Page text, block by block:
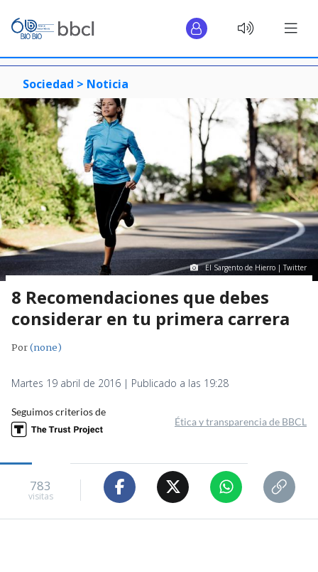
Sociedad > Noticia
El Sargento de Hierro | Twitter
8 Recomendaciones que debes
considerar en tu primera carrera
Por(none)
Martes 19 abril de 2016 | Publicado a las 19:28
Seguimos criterios de
Ética y transparencia de BBCL
783
visitas